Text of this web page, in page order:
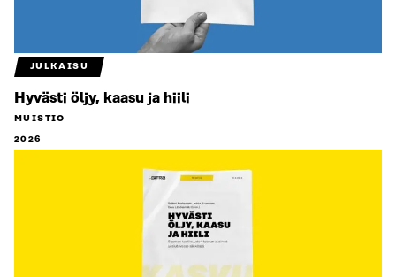
JULKAISU
Hyvästi öljy, kaasu ja hiili
MUISTIO
2026